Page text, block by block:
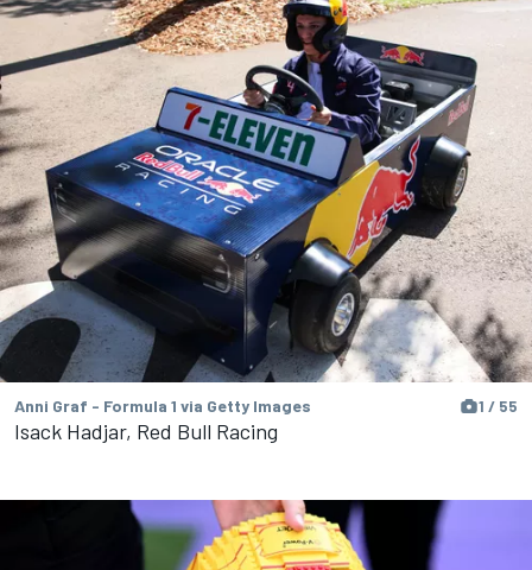
Anni Graf - Formula 1 via Getty Images 1 / 55
Isack Hadjar, Red Bull Racing